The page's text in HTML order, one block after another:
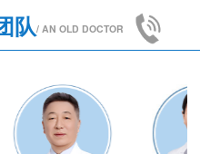
队/ AN OLD DOCTOR